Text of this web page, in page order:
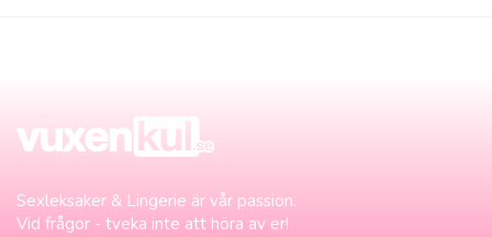
Sexleksaker & Lingerie är vår passion.
Vid frågor - tveka inte att höra av er!